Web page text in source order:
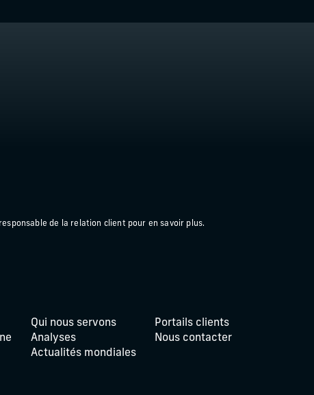
de la relation client pour en savoir plus.
Qui nous servons
Analyses
Actualités mondiales
Portails clients
Nous contacter